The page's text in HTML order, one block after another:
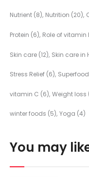
Nutrient (8) Nutrition (20)
Protein (6) Role of vitamin
Skin care (12) Skin care in
Stress Relief (6) Superfood
vitamin C (6) Weight loss
winter foods (5) Yoga (4)
You may